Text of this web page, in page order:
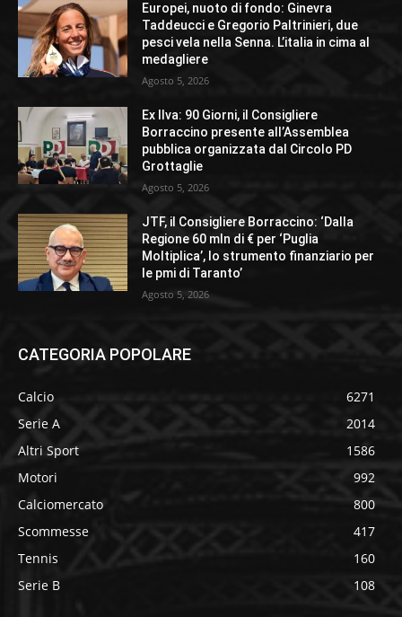
Europei, nuoto di fondo: Ginevra
Taddeucci e Gregorio Paltrinieri, due
pesci vela nella Senna. L’italia in cima al
medagliere
Agosto 5, 2026
Ex Ilva: 90 Giorni, il Consigliere
Borraccino presente all’Assemblea
pubblica organizzata dal Circolo PD
Grottaglie
Agosto 5, 2026
JTF, il Consigliere Borraccino: ‘Dalla
Regione 60 mln di € per ‘Puglia
Moltiplica’, lo strumento finanziario per
le pmi di Taranto’
Agosto 5, 2026
CATEGORIA POPOLARE
Calcio
6271
Serie A
2014
Altri Sport
1586
Motori
992
Calciomercato
800
Scommesse
417
Tennis
160
Serie B
108